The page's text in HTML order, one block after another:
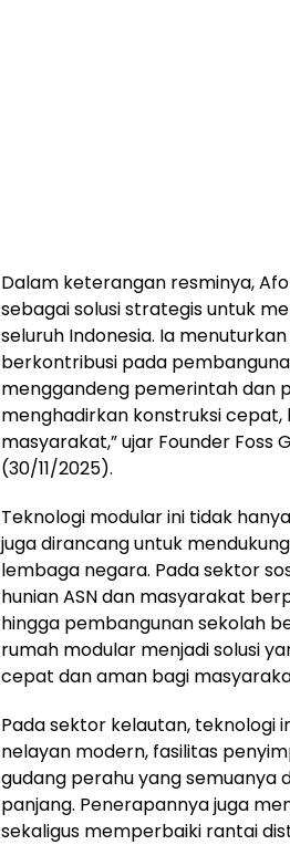
Dalam keterangan resminya,
sebagai solusi strategis untuk
seluruh Indonesia. Ia
berkontribusi pada
menggandeng pemerintah dan
menghadirkan konstruksi cepat,
masyarakat,” ujar Founder Foss
(30/11/2025).
Teknologi modular ini tidak
juga dirancang untuk
lembaga negara. Pada sektor
hunian ASN dan masyarakat
hingga pembangunan sekolah
rumah modular menjadi solusi
cepat dan aman bagi
Pada sektor kelautan, teknologi
nelayan modern, fasilitas
gudang perahu yang semuanya
panjang. Penerapannya juga
sekaligus memperbaiki rantai